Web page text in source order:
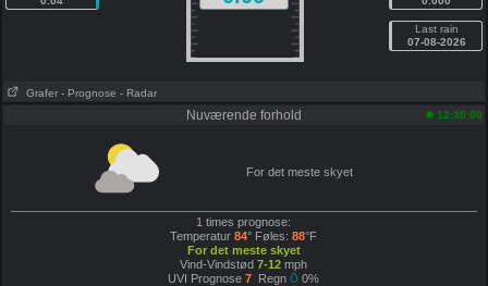
Last rain
07-08-2026
Grafer - Prognose - Radar
Nuværende forhold 12:30:00
For det meste skyet
1 times prognose:
Temperatur84° Føles:88°F
For det meste skyet
Vind-Vindstød 7-12 mph
UVI Prognose7 Regn 0%